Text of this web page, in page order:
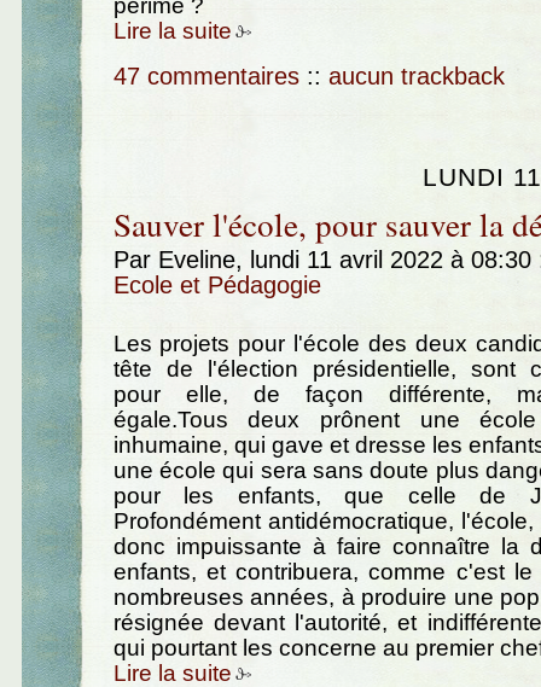
périmé ?
Lire la suite
47 commentaires :: aucun trackback
LUNDI
Sauver l'école, pour sauver la
Par Eveline, lundi 11 avril 2022 à 08:30
Ecole et Pédagogie
Les projets pour l'école des deux
tête de l'élection présidentielle, sont
pour elle, de façon différente,
égale.Tous deux prônent une
inhumaine, qui gave et dresse les
une école qui sera sans doute plus
pour les enfants, que celle de
Profondément antidémocratique,
donc impuissante à faire connaître la
enfants, et contribuera, comme c'est
nombreuses années, à produire une
résignée devant l'autorité, et
qui pourtant les concerne au premier
Lire la suite